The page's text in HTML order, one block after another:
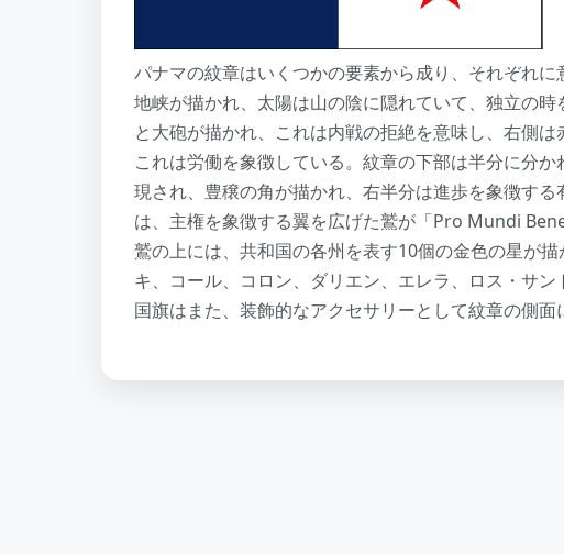
パナマの紋章はいくつかの要素から成り、それぞれ
地峡が描かれ、太陽は山の陰に隠れていて、独立の
と大砲が描かれ、これは内戦の拒絶を意味し、右側は
これは労働を象徴している。紋章の下部は半分に分
現され、豊穣の角が描かれ、右半分は進歩を象徴す
は、主権を象徴する翼を広げた鷲が「Pro Mundi
鷲の上には、共和国の各州を表す10個の金色の星が
キ、コール、コロン、ダリエン、エレラ、ロス・サン
国旗はまた、装飾的なアクセサリーとして紋章の側面